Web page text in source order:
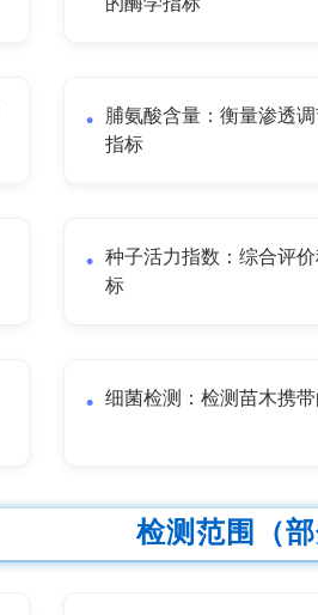
脯氨酸含量：衡量渗透
指标
种子活力指数：综合评
标
细菌检测：检测苗木携
检测范围（部